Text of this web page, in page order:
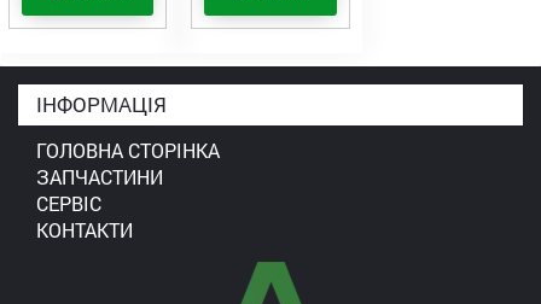
ІНФОРМАЦІЯ
ГОЛОВНА СТОРІНКА
ЗАПЧАСТИНИ
СЕРВІС
КОНТАКТИ